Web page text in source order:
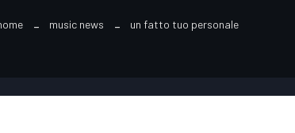
music news un fatto tuo personale